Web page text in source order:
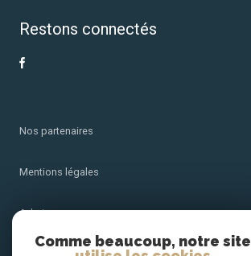
Restons connectés
Nos partenaires
Mentions légales
Admin
Comme beaucoup, notre site